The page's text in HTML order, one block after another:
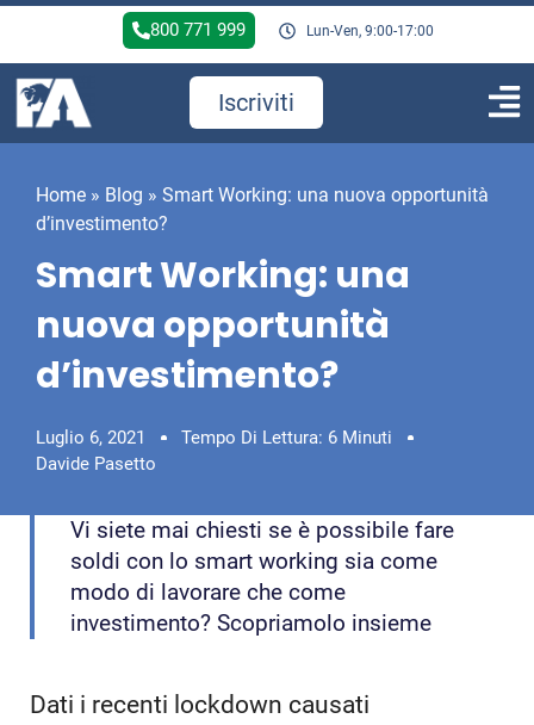
800 771 999 Lun-Ven, 9:00-17:00
Iscriviti
Home » Blog » Smart Working: una nuova opportunità
d’investimento?
Smart Working: una
nuova opportunità
d’investimento?
Luglio 6, 2021
Tempo Di Lettura: 6 Minuti
Davide Pasetto
Vi siete mai chiesti se è possibile fare
soldi con lo smart working sia come
modo di lavorare che come
investimento? Scopriamolo insieme
Dati i recenti lockdown causati